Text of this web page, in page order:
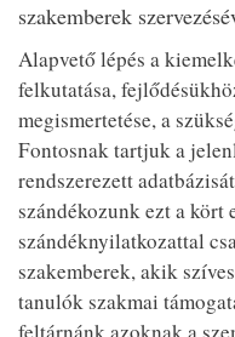
szakemberek
Alapvető lépés a
felkutatása,
megismertetése, a
Fontosnak tartjuk a
rendszerezett
szándékozunk ezt a kört
szándéknyilatkozattal
szakemberek, akik
tanulók szakmai